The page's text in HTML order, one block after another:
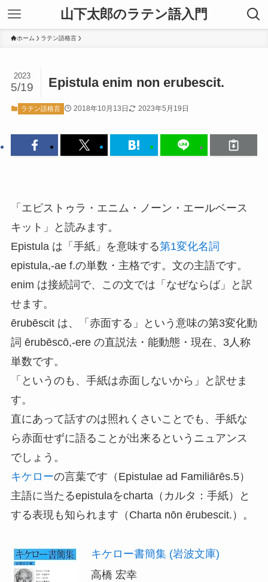
山下太郎のラテン語入門
ホーム ラテン語格言
Epistula enim non erubescit.
2023
5/19
ラテン語格言 2018年10月13日 2023年5月19日
「エピストゥラ・エニム・ノーン・エールベース
キット」と読みます。
Epistula は「手紙」を意味する第1変化名詞
epistula,-ae f.の単数・主格です。文の主語です。
enim は接続詞で、この文では「なぜならば」と訳
せます。
ērubēscit は、「赤面する」という意味の第3変化動
詞 ērubēscō,-ere の直説法・能動態・現在、3人称
単数です。
「というのも、手紙は赤面しないから」と訳せま
す。
直にあって話すのは照れくさいことでも、手紙な
ら赤面せずに語ることが出来るというニュアンス
でしょう。
キケローの言葉です（Epistulae ad Familiārēs.5）
主語に当たるepistulaをcharta（カルタ：手紙）と
する表現も知られます（Charta nōn ērubescit.）。
キケロー書簡集 (岩波文庫)
高橋 宏幸